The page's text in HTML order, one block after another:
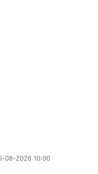
08-2026 10:00